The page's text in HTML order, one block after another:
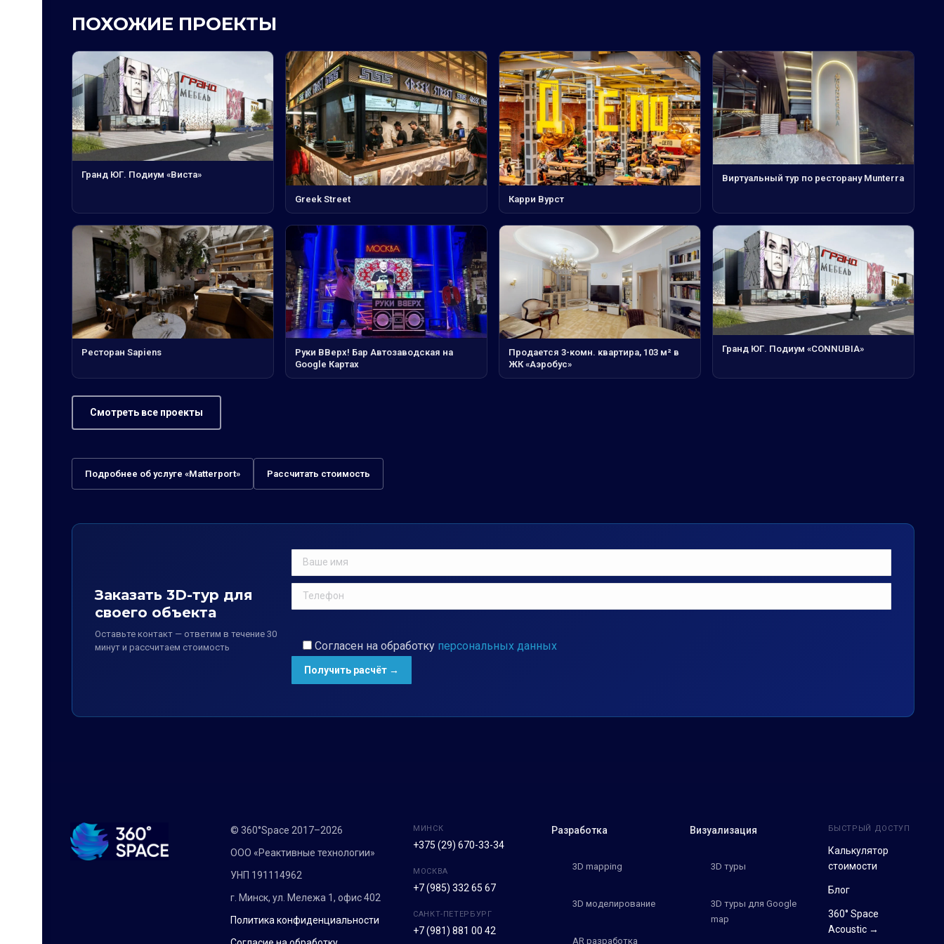
ПОХОЖИЕ ПРОЕКТЫ
Гранд ЮГ. Подиум «Виста»
Greek Street Карри Вурст
Виртуальный тур по ресторану Munterra
Ресторан Sapiens
Руки ВВерх! Бар Автозаводская на
Google Картах
Продается 3-комн. квартира, 103 м² в
ЖК «Аэробус»
Гранд ЮГ. Подиум «CONNUBIA»
Смотреть все проекты
Подробнее об услуге «Matterport» Рассчитать стоимость
Заказать 3D-тур для
своего объекта
Оставьте контакт — ответим в течение 30
минут и рассчитаем стоимость
Согласен на обработку персональных данных
© 360°Space 2017–2026
ООО «Реактивные технологии»
УНП 191114962
г. Минск, ул. Мележа 1, офис 402
Политика конфиденциальности
МИНСК
+375 (29) 670-33-34
МОСКВА
+7 (985) 332 65 67
САНКТ-ПЕТЕРБУРГ
+7 (981) 881 00 42
Разработка
3D mapping
3D моделирование
AR разработка
Визуализация
3D туры
3D туры для Google
map
БЫСТРЫЙ ДОСТУП
Калькулятор
стоимости
Блог
360° Space
Acoustic →